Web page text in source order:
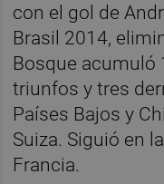
con el gol de
Brasil 2014,
Bosque acumuló
triunfos y tres
Países Bajos y
Suiza. Siguió en
Francia.